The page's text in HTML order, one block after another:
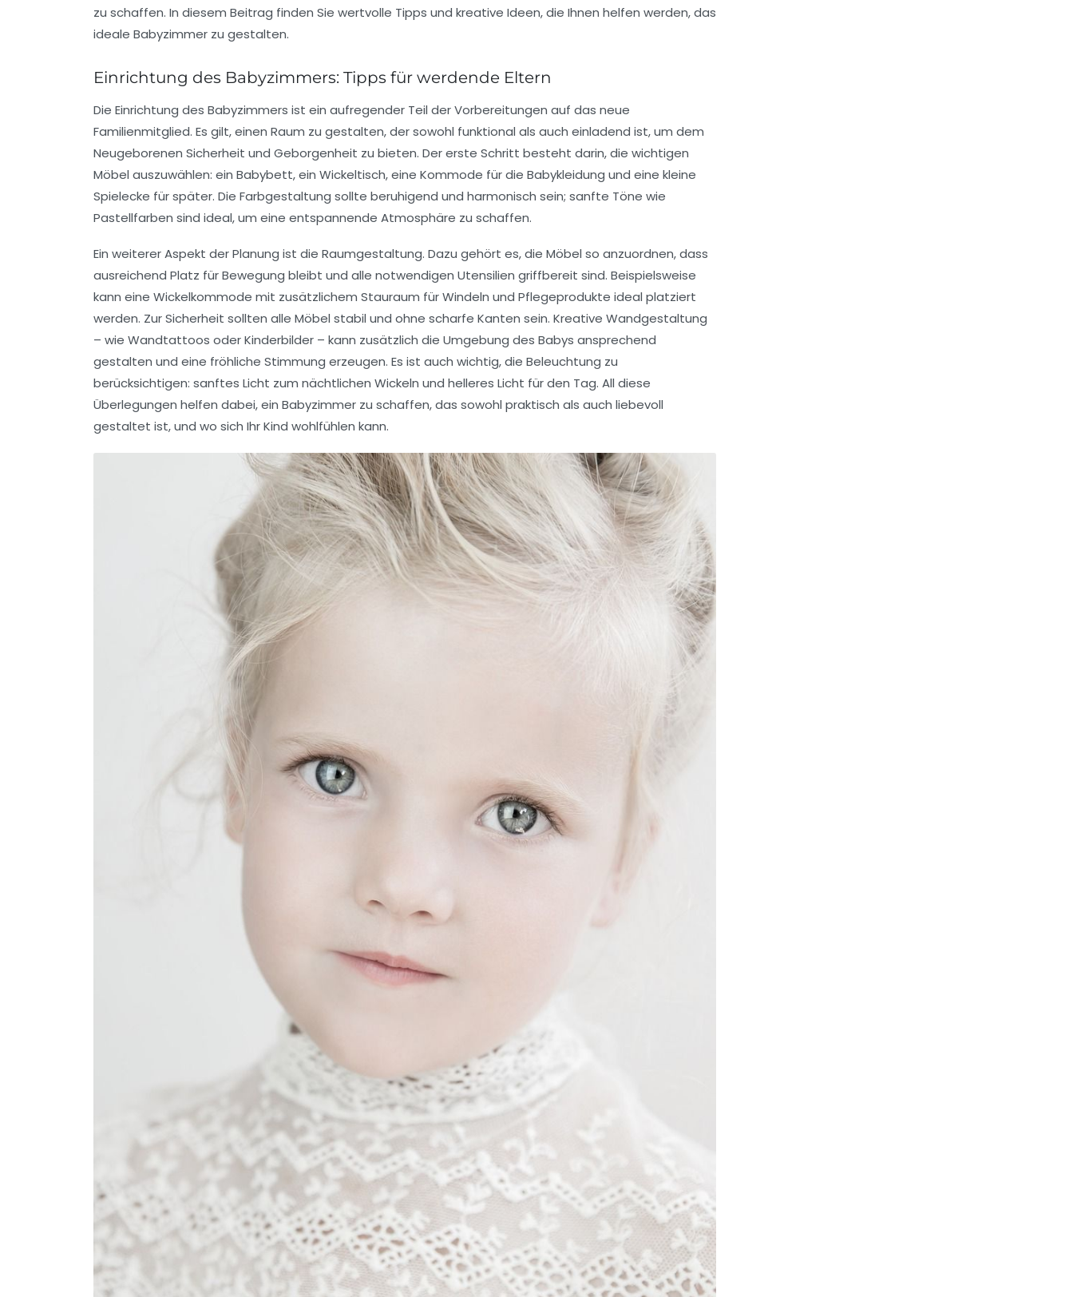
zu schaffen. In diesem Beitrag finden Sie wertvolle Tipps und kreative Ideen, die Ihnen helfen werden, das
ideale Babyzimmer zu gestalten.
Einrichtung des Babyzimmers: Tipps für werdende Eltern
Die Einrichtung des Babyzimmers ist ein aufregender Teil der Vorbereitungen auf das neue
Familienmitglied. Es gilt, einen Raum zu gestalten, der sowohl funktional als auch einladend ist, um dem
Neugeborenen Sicherheit und Geborgenheit zu bieten. Der erste Schritt besteht darin, die wichtigen
Möbel auszuwählen: ein Babybett, ein Wickeltisch, eine Kommode für die Babykleidung und eine kleine
Spielecke für später. Die Farbgestaltung sollte beruhigend und harmonisch sein; sanfte Töne wie
Pastellfarben sind ideal, um eine entspannende Atmosphäre zu schaffen.
Ein weiterer Aspekt der Planung ist die Raumgestaltung. Dazu gehört es, die Möbel so anzuordnen, dass
ausreichend Platz für Bewegung bleibt und alle notwendigen Utensilien griffbereit sind. Beispielsweise
kann eine Wickelkommode mit zusätzlichem Stauraum für Windeln und Pflegeprodukte ideal platziert
werden. Zur Sicherheit sollten alle Möbel stabil und ohne scharfe Kanten sein. Kreative Wandgestaltung
– wie Wandtattoos oderKinderbilder – kann zusätzlich die Umgebung des Babys ansprechend
gestalten und eine fröhliche Stimmung erzeugen. Es ist auch wichtig, die Beleuchtung zu
berücksichtigen: sanftes Licht zum nächtlichen Wickeln und helleres Licht für den Tag. All diese
Überlegungen helfen dabei, ein Babyzimmer zu schaffen, das sowohl praktisch als auch liebevoll
gestaltet ist, und wo sich Ihr Kind wohlfühlen kann.